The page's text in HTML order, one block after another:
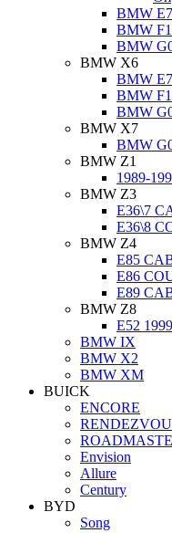
BMW
BMW
BMW
BMW X6
BMW
BMW
BMW
BMW X7
BMW
BMW Z1
1989-
BMW Z3
E36\7
E36\8
BMW Z4
E85
E86
E89
BMW Z8
E52
BMW IX
BMW X2
BMW XM
BUICK
ENCORE
Еnvision
Allure
Century
BYD
Song